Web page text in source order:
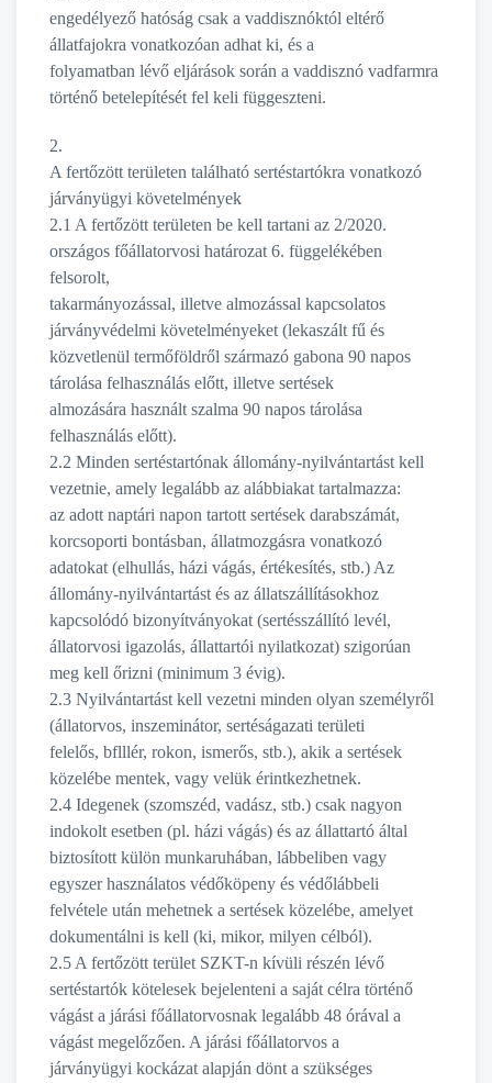
engedélyező hatóság csak a vaddisznóktól eltérő
állatfajokra vonatkozóan adhat ki, és a
folyamatban lévő eljárások során a vaddisznó vadfarmra
történő betelepítését fel keli függeszteni.
2.
A fertőzött területen található sertéstartókra vonatkozó
járványügyi követelmények
2.1 A fertőzött területen be kell tartani az 2/2020.
országos főállatorvosi határozat 6. függelékében
felsorolt,
takarmányozással, illetve almozással kapcsolatos
járványvédelmi követelményeket (lekaszált fű és
közvetlenül termőföldről származó gabona 90 napos
tárolása felhasználás előtt, illetve sertések
almozására használt szalma 90 napos tárolása
felhasználás előtt).
2.2 Minden sertéstartónak állomány-nyilvántartást kell
vezetnie, amely legalább az alábbiakat tartalmazza:
az adott naptári napon tartott sertések darabszámát,
korcsoporti bontásban, állatmozgásra vonatkozó
adatokat (elhullás, házi vágás, értékesítés, stb.) Az
állomány-nyilvántartást és az állatszállításokhoz
kapcsolódó bizonyítványokat (sertésszállító levél,
állatorvosi igazolás, állattartói nyilatkozat) szigorúan
meg kell őrizni (minimum 3 évig).
2.3 Nyilvántartást kell vezetni minden olyan személyről
(állatorvos, inszeminátor, sertéságazati területi
felelős, bflllér, rokon, ismerős, stb.), akik a sertések
közelébe mentek, vagy velük érintkezhetnek.
2.4 Idegenek (szomszéd, vadász, stb.) csak nagyon
indokolt esetben (pl. házi vágás) és az állattartó által
biztosított külön munkaruhában, lábbeliben vagy
egyszer használatos védőköpeny és védőlábbeli
felvétele után mehetnek a sertések közelébe, amelyet
dokumentálni is kell (ki, mikor, milyen célból).
2.5 A fertőzött terület SZKT-n kívüli részén lévő
sertéstartók kötelesek bejelenteni a saját célra történő
vágást a járási főállatorvosnak legalább 48 órával a
vágást megelőzően. A járási főállatorvos a
járványügyi kockázat alapján dönt a szükséges